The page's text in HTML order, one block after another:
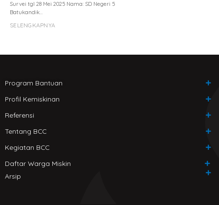
Survei tgl 28 Mei 2025 Nama: SD Negeri 5
Batukandik…
SELENGKAPNYA
Program Bantuan
Profil Kemiskinan
Referensi
Tentang BCC
Kegiatan BCC
Daftar Warga Miskin
Arsip